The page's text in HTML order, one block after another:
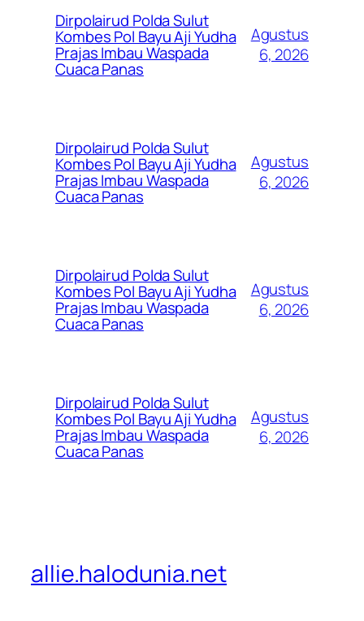
Dirpolairud Polda Sulut
Kombes Pol Bayu Aji Yudha
Prajas Imbau Waspada
Cuaca Panas
Agustus
6, 2026
Dirpolairud Polda Sulut
Kombes Pol Bayu Aji Yudha
Prajas Imbau Waspada
Cuaca Panas
Agustus
6, 2026
Dirpolairud Polda Sulut
Kombes Pol Bayu Aji Yudha
Prajas Imbau Waspada
Cuaca Panas
Agustus
6, 2026
Dirpolairud Polda Sulut
Kombes Pol Bayu Aji Yudha
Prajas Imbau Waspada
Cuaca Panas
Agustus
6, 2026
allie.halodunia.net